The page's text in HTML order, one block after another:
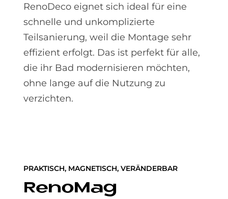
RenoDeco eignet sich ideal für eine
schnelle und unkomplizierte
Teilsanierung, weil die Montage sehr
effizient erfolgt. Das ist perfekt für alle,
die ihr Bad modernisieren möchten,
ohne lange auf die Nutzung zu
verzichten.
PRAKTISCH, MAGNETISCH, VERÄNDERBAR
Re­noMag